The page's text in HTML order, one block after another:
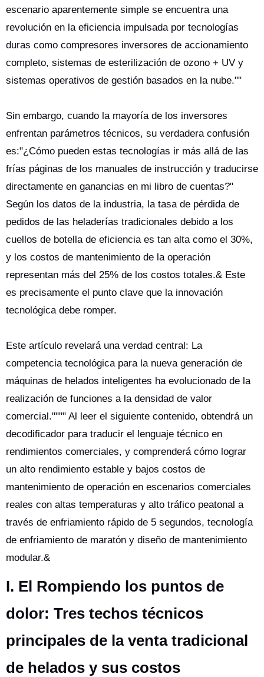
escenario aparentemente simple se encuentra una
revolución en la eficiencia impulsada por tecnologías
duras como compresores inversores de accionamiento
completo, sistemas de esterilización de ozono + UV y
sistemas operativos de gestión basados en la nube.""
Sin embargo, cuando la mayoría de los inversores
enfrentan parámetros técnicos, su verdadera confusión
es:"¿Cómo pueden estas tecnologías ir más allá de las
frías páginas de los manuales de instrucción y traducirse
directamente en ganancias en mi libro de cuentas?"
Según los datos de la industria, la tasa de pérdida de
pedidos de las heladerías tradicionales debido a los
cuellos de botella de eficiencia es tan alta como el 30%,
y los costos de mantenimiento de la operación
representan más del 25% de los costos totales.& Este
es precisamente el punto clave que la innovación
tecnológica debe romper.
Este artículo revelará una verdad central: La
competencia tecnológica para la nueva generación de
máquinas de helados inteligentes ha evolucionado de la
realización de funciones a la densidad de valor
comercial."""" Al leer el siguiente contenido, obtendrá un
decodificador para traducir el lenguaje técnico en
rendimientos comerciales, y comprenderá cómo lograr
un alto rendimiento estable y bajos costos de
mantenimiento de operación en escenarios comerciales
reales con altas temperaturas y alto tráfico peatonal a
través de enfriamiento rápido de 5 segundos, tecnología
de enfriamiento de maratón y diseño de mantenimiento
modular.&
I. El Rompiendo los puntos de
dolor: Tres techos técnicos
principales de la venta tradicional
de helados y sus costos